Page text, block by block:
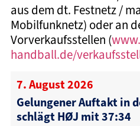
aus dem dt. Festnetz /
Mobilfunknetz) oder an
Vorverkaufsstellen (
handball.de/
7. August 2026
Gelungener Auftakt in
schlägt HØJ mit 37:34